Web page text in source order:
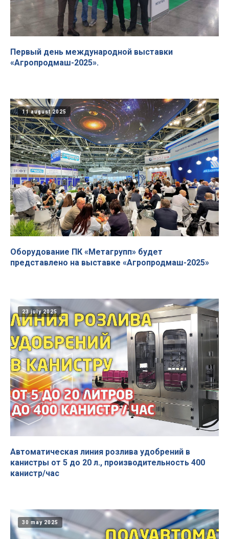
Первый день международной выставки
«Агропродмаш-2025».
11 august 2025
Оборудование ПК «Метагрупп» будет
представлено на выставке «Агропродмаш-2025»
23 july 2025
Автоматическая линия розлива удобрений в
канистры от 5 до 20 л., производительность 400
канистр/час
30 may 2025